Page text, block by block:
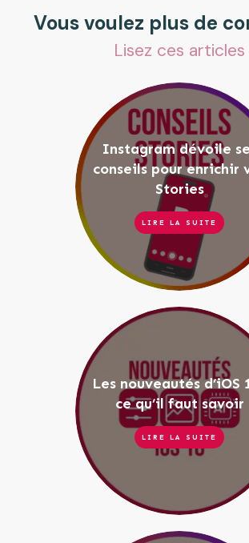
Vous voulez plus de
Lisez ces articles
Instagram dévoile
conseils pour enrichir
Stories
LIRE LA SUITE
Les nouveautés d’iOS
ce qu’il faut savoir
LIRE LA SUITE